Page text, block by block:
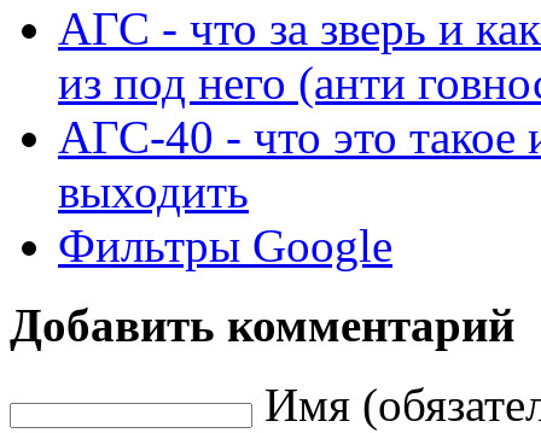
АГС - что за зверь и
из под него (анти
АГС-40 - что это такое
выходить
Фильтры Google
Добавить комментарий
Имя